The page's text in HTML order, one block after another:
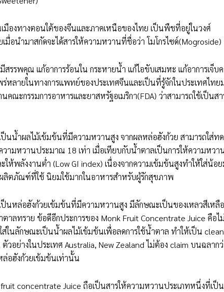
องทางตอนใต้ของจีนและภาคเหนือของไทย เป็นพืชที่อยู่ในวงศ์
อนำมาสกัดจะได้สารให้ความหวานที่ชื่อว่า โมโกรไซด์(Mogroside)
รรพคุณ แก้อาการร้อนใน กระหายน้ำ แก้ไอขับเสมหะ แก้อาการเจ็บ
หลายในทางการแพทย์ของประเทศจีนและเป็นที่รู้จักในประเทศไทย
คณะกรรมการอาหารและยาสหรัฐอเมริกา(FDA) ว่าสามารถใช้เป็นสา
ป็นน้ำผลไม้เข้มข้นที่มีความหวานสูง จากผลหล่อฮังก้วย สามารถใส่ท
ามหวานประมาณ 18 เท่า เมื่อเทียบกับน้ำตาลเป็นการให้ความหวา
ห้พลังงานต่ำ (Low GI index) เนื่องจากความเข้มข้นสูงทำให้ใส่น้อย
ลิตภัณฑ์ที่ใช้ นิยมใช้มากในอาหารสำหรับผู้รักสุขภาพ
ป็นหล่อฮังก้วยเข้มข้นที่มีความหวานสูง มีลักษณะเป็นของเหลวสีเหลื
าลทราย ข้อดีอีกประการของ Monk Fruit Concentrate Juice คือไ
ในลักษณะเป็นน้ำผลไม้เข้มข้นเพื่อลดการใช้น้ำตาล ทำให้เป็น
ตัวอย่างในประเทศ Australia, New Zealand ไม่ต้อง claim บนฉลากว่
อฮังก้วยเข้มข้นเท่านั้น
concentrate Juice ถือเป็นสารให้ความหวานประเภทหนึ่งที่เป็